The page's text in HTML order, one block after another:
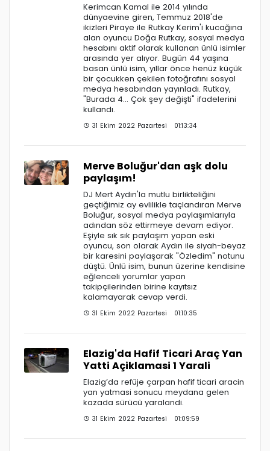
Kerimcan Kamal ile 2014 yılında
dünyaevine giren, Temmuz 2018'de
ikizleri Piraye ile Rutkay Kerim'i kucağına
alan oyuncu Doğa Rutkay, sosyal medya
hesabını aktif olarak kullanan ünlü isimler
arasında yer alıyor. Bugün 44 yaşına
basan ünlü isim, yıllar önce henüz küçük
bir çocukken çekilen fotoğrafını sosyal
medya hesabından yayınladı. Rutkay,
"Burada 4... Çok şey değişti" ifadelerini
kullandı.
31 Ekim 2022 Pazartesi 01:13:34
Merve Boluğur'dan aşk dolu
paylaşım!
DJ Mert Aydın'la mutlu birlikteliğini
geçtiğimiz ay evlilikle taçlandıran Merve
Boluğur, sosyal medya paylaşımlarıyla
adından söz ettirmeye devam ediyor.
Eşiyle sık sık paylaşım yapan eski
oyuncu, son olarak Aydın ile siyah-beyaz
bir karesini paylaşarak "Özledim" notunu
düştü. Ünlü isim, bunun üzerine kendisine
eğlenceli yorumlar yapan
takipçilerinden birine kayıtsız
kalamayarak cevap verdi.
31 Ekim 2022 Pazartesi 01:10:35
Elazig'da Hafif Ticari Araç Yan
Yatti Açiklamasi 1 Yarali
Elazig’da refüje çarpan hafif ticari aracin
yan yatmasi sonucu meydana gelen
kazada sürücü yaralandi.
31 Ekim 2022 Pazartesi 01:09:59